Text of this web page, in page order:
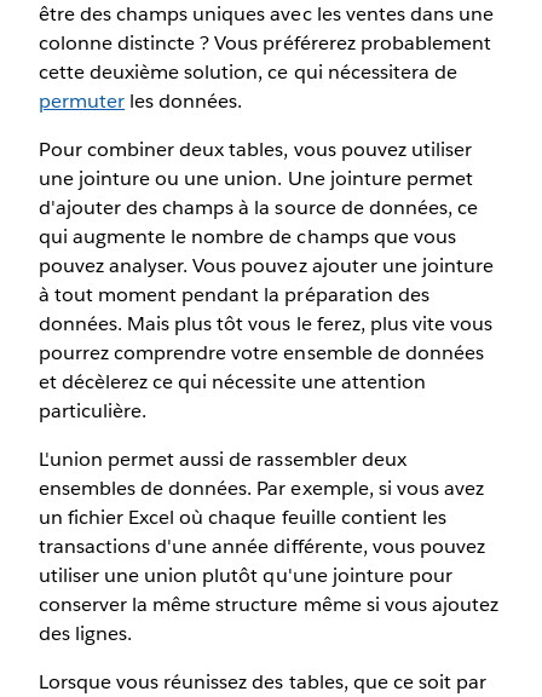
être des champs uniques avec les ventes dans une
colonne distincte ? Vous préférerez probablement
cette deuxième solution, ce qui nécessitera de
permuter les données.
Pour combiner deux tables, vous pouvez utiliser
une jointure ou une union. Une jointure permet
d'ajouter des champs à la source de données, ce
qui augmente le nombre de champs que vous
pouvez analyser. Vous pouvez ajouter une jointure
à tout moment pendant la préparation des
données. Mais plus tôt vous le ferez, plus vite vous
pourrez comprendre votre ensemble de données
et décèlerez ce qui nécessite une attention
particulière.
L'union permet aussi de rassembler deux
ensembles de données. Par exemple, si vous avez
un fichier Excel où chaque feuille contient les
transactions d'une année différente, vous pouvez
utiliser une union plutôt qu'une jointure pour
conserver la même structure même si vous ajoutez
des lignes.
Lorsque vous réunissez des tables, que ce soit par